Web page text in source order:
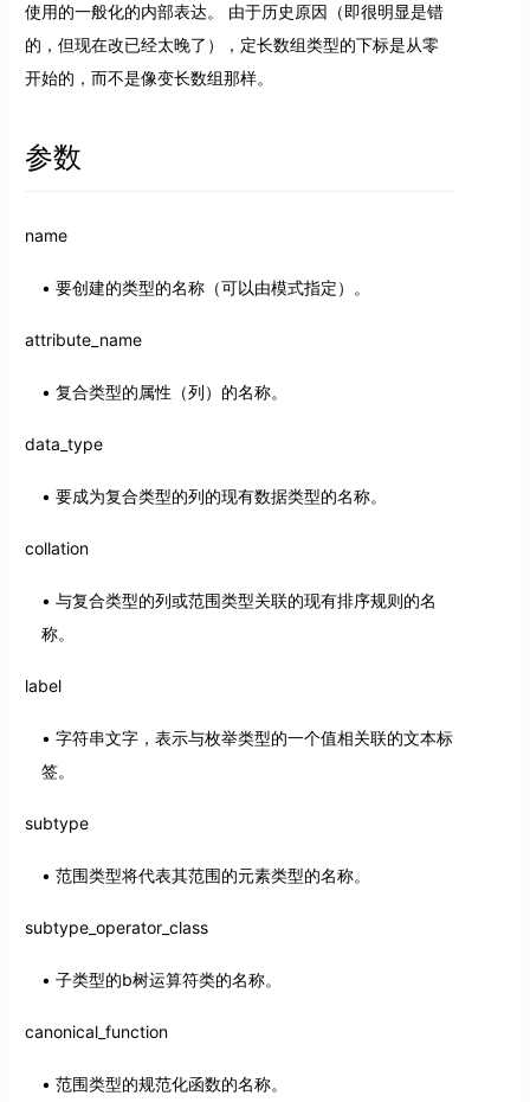
使用的一般化的内部表达。 由于历史原因（即很明显是错
的，但现在改已经太晚了），定长数组类型的下标是从零
开始的，而不是像变长数组那样。
参数
name
要创建的类型的名称（可以由模式指定）。
attribute_name
复合类型的属性（列）的名称。
data_type
要成为复合类型的列的现有数据类型的名称。
collation
与复合类型的列或范围类型关联的现有排序规则的名
称。
label
字符串文字，表示与枚举类型的一个值相关联的文本标
签。
subtype
范围类型将代表其范围的元素类型的名称。
subtype_operator_class
子类型的b树运算符类的名称。
canonical_function
范围类型的规范化函数的名称。